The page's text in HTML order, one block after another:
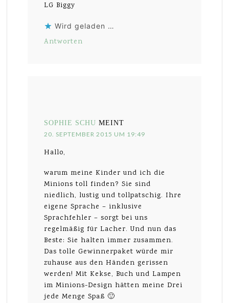
LG Biggy
Wird geladen …
Antworten
SOPHIE SCHU MEINT
20. SEPTEMBER 2015 UM 19:49
Hallo,
warum meine Kinder und ich die
Minions toll finden? Sie sind
niedlich, lustig und tollpatschig. Ihre
eigene Sprache – inklusive
Sprachfehler – sorgt bei uns
regelmäßig für Lacher. Und nun das
Beste: Sie halten immer zusammen.
Das tolle Gewinnerpaket würde mir
zuhause aus den Händen gerissen
werden! Mit Kekse, Buch und Lampen
im Minions-Design hätten meine Drei
jede Menge Spaß 🙂